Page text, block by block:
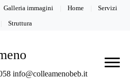
Galleria immagini Home Servizi
Struttura
info@colleamenobeb.it